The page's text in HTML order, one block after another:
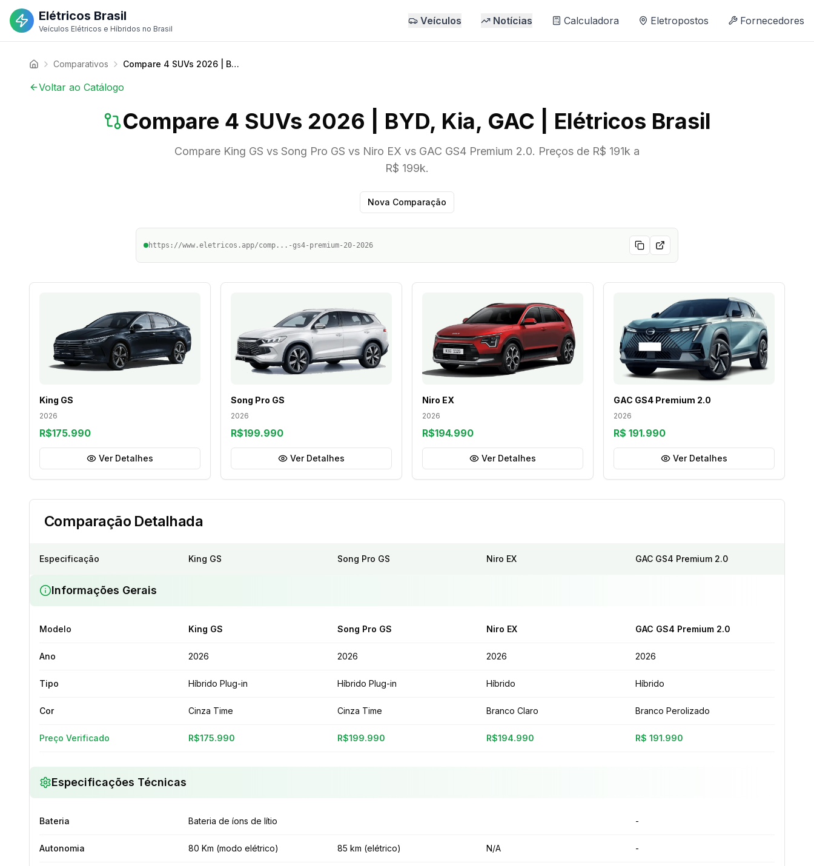
Elétricos Brasil
Veículos Elétricos e Híbridos no Brasil
Veículos Notícias Calculadora Eletropostos Fornecedores
Comparativos Compare 4 SUVs 2026 | BYD, Kia, GAC | Elétricos Brasil
Voltar ao Catálogo
Compare 4 SUVs 2026 | BYD, Kia, GAC | Elétricos Brasil
Compare King GS vs Song Pro GS vs Niro EX vs GAC GS4 Premium 2.0. Preços de R$ 191k a
R$ 199k.
Nova Comparação
https://www.eletricos.app/comp...-gs4-premium-20-2026
King GS
2026
R$175.990
Ver Detalhes
Song Pro GS
2026
R$199.990
Ver Detalhes
Niro EX
2026
R$194.990
Ver Detalhes
GAC GS4 Premium 2.0
2026
R$ 191.990
Ver Detalhes
Comparação Detalhada
Especificação King GS Song Pro GS Niro EX GAC GS4 Premium 2.0
Informações Gerais
Modelo King GS Song Pro GS Niro EX GAC GS4 Premium 2.0
Ano 2026 2026 2026 2026
Tipo Híbrido Plug-in Híbrido Plug-in Híbrido Híbrido
Cor Cinza Time Cinza Time Branco Claro Branco Perolizado
Preço Verificado R$175.990 R$199.990 R$194.990 R$ 191.990
Especificações Técnicas
Bateria Bateria de íons de lítio -
Autonomia 80 Km (modo elétrico) 85 km (elétrico) N/A -